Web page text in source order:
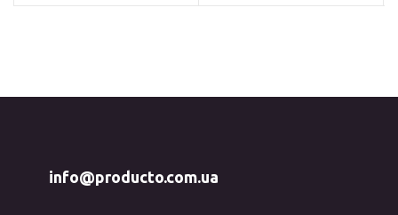
info@producto.com.ua